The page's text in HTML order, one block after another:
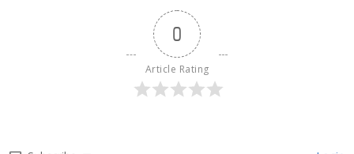
0
Article Rating